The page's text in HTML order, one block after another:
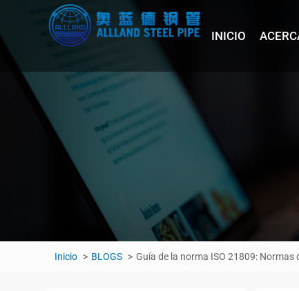
INICIO
Inicio BLOGS Guía de la norma ISO 21809: Normas